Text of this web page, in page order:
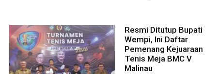
Resmi Ditutup Bupati
Wempi, Ini Daftar
Pemenang Kejuaraan
Tenis Meja BMC V
Malinau